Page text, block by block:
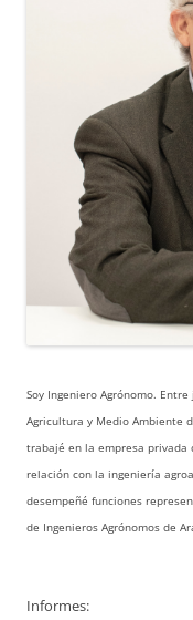
Soy Ingeniero Agrónomo.
Agricultura y Medio Ambiente
trabajé en la empresa privada
relación con la ingeniería
desempeñé funciones
de Ingenieros Agrónomos de
Informes: